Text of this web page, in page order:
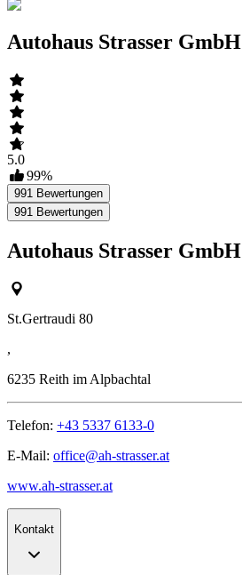
Autohaus Strasser GmbH
5.0
99%
991 Bewertungen
991 Bewertungen
Autohaus Strasser GmbH
St.Gertraudi 80
,
6235 Reith im Alpbachtal
Telefon: +43 5337 6133-0
E-Mail: office@ah-strasser.at
www.ah-strasser.at
Kontakt